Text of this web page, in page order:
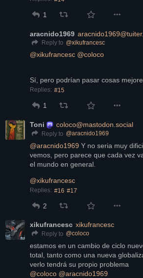
1
aracnido1969
Reply to @xikufrancesc
@xikufrancesc @coloco
Sí, pero podrían pasar cosas
Replies: #15
1
Toni coloco@mastodon.social
Reply to @aracnido1969
@aracnido1969 Y no seria muy
vemos, pero parece que cada vez
el mundo en general.
@xikufrancesc
Replies: #16 #17
2
xikufrancesc xikufrancesc
Reply to @coloco
estamos en un cambio de ciclo
total, tanto como una nueva
verlo tendrá su propio problema
@coloco @aracnido1969